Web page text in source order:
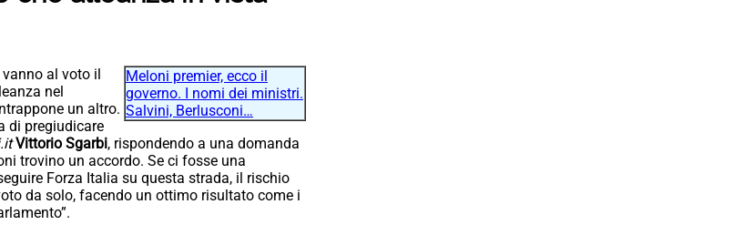
Meloni premier, ecco il
governo. I nomi dei ministri.
Salvini, Berlusconi…
al voto il
nel
un altro.
di pregiudicare
Vittorio Sgarbi, rispondendo a una domanda
trovino un accordo. Se ci fosse una
Forza Italia su questa strada, il rischio
da solo, facendo un ottimo risultato come i